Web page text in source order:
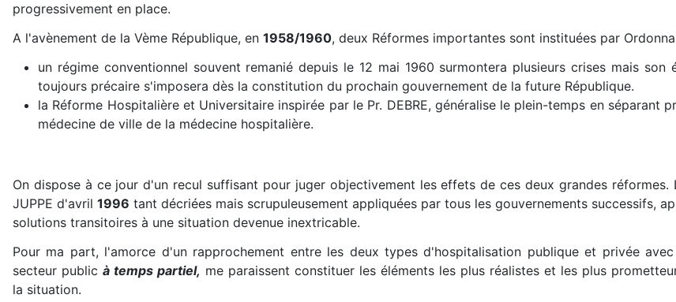
progressivement en place.
A l'avènement de la Vème République, en 1958/1960, deux Réformes importantes sont instituées par
un régime conventionnel souvent remanié depuis le 12 mai 1960 surmontera plusieurs crises mais son
toujours précaire s'imposera dès la constitution du prochain gouvernement de la future République.
la Réforme Hospitalière et Universitaire inspirée par le Pr. DEBRE, généralise le plein-temps en séparant
médecine de ville de la médecine hospitalière.
On dispose à ce jour d'un recul suffisant pour juger objectivement les effets de ces deux grandes réformes.
JUPPE d'avril1996 tant décriées mais scrupuleusement appliquées par tous les gouvernements successifs,
solutions transitoires à une situation devenue inextricable.
Pour ma part, l'amorce d'un rapprochement entre les deux types d'hospitalisation publique et privée
secteur public à temps partiel, me paraissent constituer les éléments les plus réalistes et les plus
la situation.